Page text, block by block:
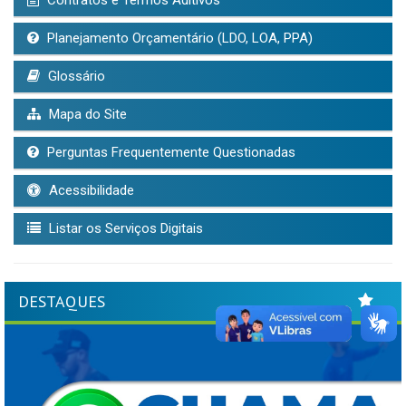
Planejamento Orçamentário (LDO, LOA, PPA)
Glossário
Mapa do Site
Perguntas Frequentemente Questionadas
Acessibilidade
Listar os Serviços Digitais
DESTAQUES